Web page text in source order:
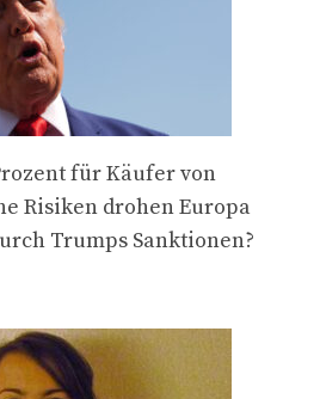
für Käufer von
Risiken drohen Europa
Trumps Sanktionen?